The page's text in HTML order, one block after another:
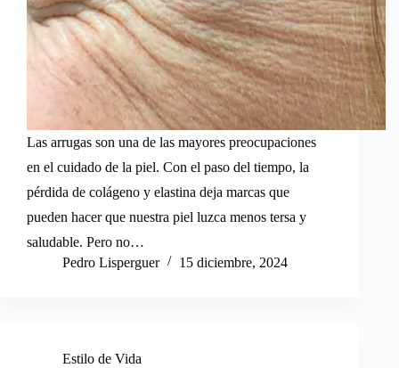
Las arrugas son una de las mayores preocupaciones
en el cuidado de la piel. Con el paso del tiempo, la
pérdida de colágeno y elastina deja marcas que
pueden hacer que nuestra piel luzca menos tersa y
saludable. Pero no…
Pedro Lisperguer
15 diciembre, 2024
Estilo de Vida